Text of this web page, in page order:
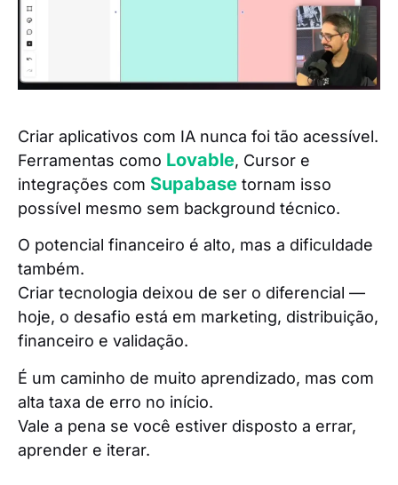
Criar aplicativos com IA nunca foi tão acessível.
Ferramentas como Lovable, Cursor e
integrações com Supabase tornam isso
possível mesmo sem background técnico.
O potencial financeiro é alto, mas a dificuldade
também.
Criar tecnologia deixou de ser o diferencial —
hoje, o desafio está em marketing, distribuição,
financeiro e validação.
É um caminho de muito aprendizado, mas com
alta taxa de erro no início.
Vale a pena se você estiver disposto a errar,
aprender e iterar.